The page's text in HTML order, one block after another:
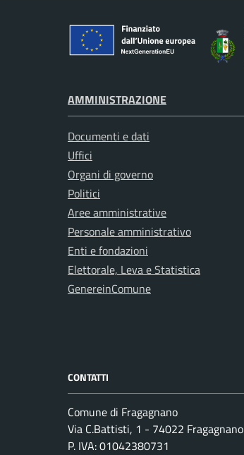
AMMINISTRAZIONE
Documenti e dati
Uffici
Organi di governo
Politici
Aree amministrative
Personale amministrativo
Enti e fondazioni
Elettorale, Leva e Statistica
GenereinComune
CONTATTI
Comune di Fragagnano
Via C.Battisti, 1 - 74022 Fragagnano
P. IVA: 01042380731